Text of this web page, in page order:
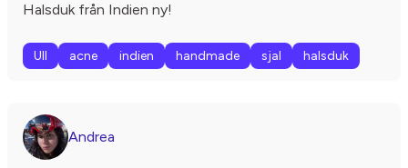
Halsduk från Indien ny!
Ull acne indien handmade sjal halsduk
Andrea